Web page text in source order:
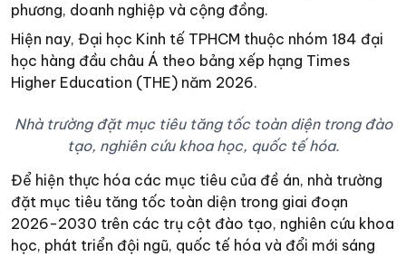
phương, doanh nghiệp và cộng đồng.
Hiện nay, Đại học Kinh tế TPHCM thuộc nhóm 184 đại
học hàng đầu châu Á theo bảng xếp hạng Times
Higher Education (THE) năm 2026.
Nhà trường đặt mục tiêu tăng tốc toàn diện trong đào
tạo, nghiên cứu khoa học, quốc tế hóa.
Để hiện thực hóa các mục tiêu của đề án, nhà trường
đặt mục tiêu tăng tốc toàn diện trong giai đoạn
2026-2030 trên các trụ cột đào tạo, nghiên cứu khoa
học, phát triển đội ngũ, quốc tế hóa và đổi mới sáng